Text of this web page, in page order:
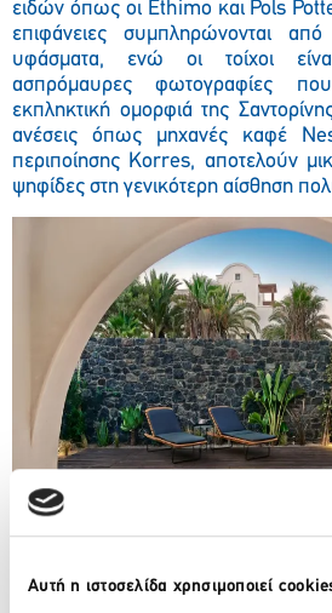
Αυτή η ιστοσελίδα χρησιμοποιεί
ειδών όπως οι Ethimo και Pols
επιφάνειες συμπληρώνονται
υφάσματα, ενώ οι τοίχοι
ασπρόμαυρες φωτογραφίες
εκπληκτική ομορφιά της
ανέσεις όπως μηχανές καφέ
περιποίησης Korres, αποτελούν
ψηφίδες στη γενικότερη αίσθηση